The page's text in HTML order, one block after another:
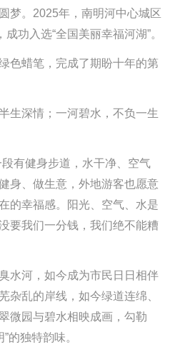
梦。2025年，南明河中心城区
功入选“全国美丽幸福河湖”。
色蜡笔，完成了期盼十年的第
生深情；一河碧水，不负一生
段有健身步道，水干净、空气
身、做生意，外地游客也愿意
的幸福感。阳光、空气、水是
要我们一分钱，我们绝不能糟
水河，如今成为市民日日相伴
杂乱的岸线，如今绿道连绵、
微园与碧水相映成画，勾勒
的独特韵味。